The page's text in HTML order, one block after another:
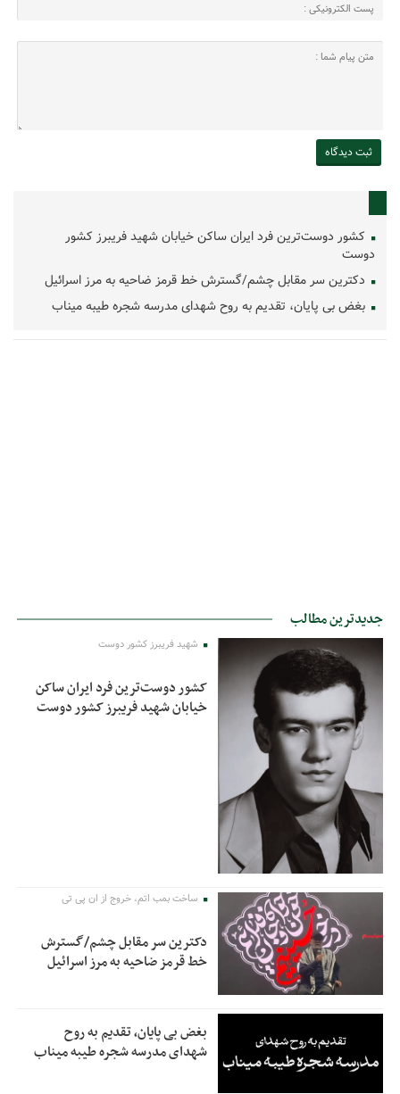
کشور دوست‌ترین فرد ایران ساکن خیابان شهید فریبرز کشور
دوست
دکترین سر مقابل چشم/گسترش خط قرمز ضاحیه به مرز اسرائیل
بغض بی پایان، تقدیم به روح شهدای مدرسه شجره طیبه میناب
جدیدترین مطالب
شهید فریبرز کشور دوست
کشور دوست‌ترین فرد ایران ساکن
خیابان شهید فریبرز کشور دوست
ساخت بمب اتم، خروج از ان پی تی
دکترین سر مقابل چشم/گسترش
خط قرمز ضاحیه به مرز اسرائیل
بغض بی پایان، تقدیم به روح
شهدای مدرسه شجره طیبه میناب